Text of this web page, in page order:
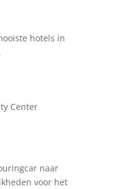
hotels in
Center
naar
voor het